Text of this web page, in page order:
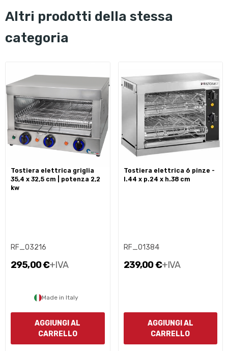
altri prodotti della stessa
categoria
tostiera elettrica griglia
35,4 x 32,5 cm | potenza 2,2
kw
RF_03216
295,00 €+IVA
Made in Italy
AGGIUNGI AL
CARRELLO
tostiera elettrica 6 pinze -
l.44 x p.24 x h.38 cm
RF_01384
239,00 €+IVA
AGGIUNGI AL
CARRELLO